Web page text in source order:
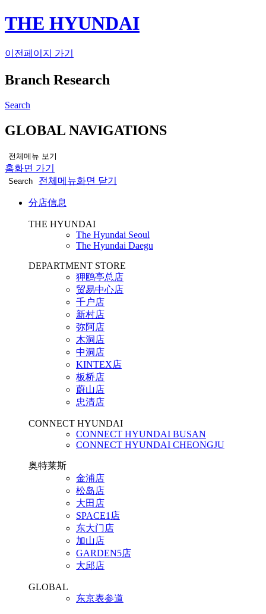
THE HYUNDAI
이전페이지 가기
Branch Research
Search
GLOBAL NAVIGATIONS
전체메뉴 보기
홈화면 가기
Search 전체메뉴화면 닫기
分店信息
THE HYUNDAI
The Hyundai Seoul
The Hyundai Daegu
DEPARTMENT STORE
狎鸥亭总店
贸易中心店
千户店
新村店
弥阿店
木洞店
中洞店
KINTEX店
板桥店
蔚山店
忠清店
CONNECT HYUNDAI
CONNECT HYUNDAI BUSAN
CONNECT HYUNDAI CHEONGJU
奥特莱斯
金浦店
松岛店
大田店
SPACE1店
东大门店
加山店
GARDEN5店
大邱店
GLOBAL
东京表参道